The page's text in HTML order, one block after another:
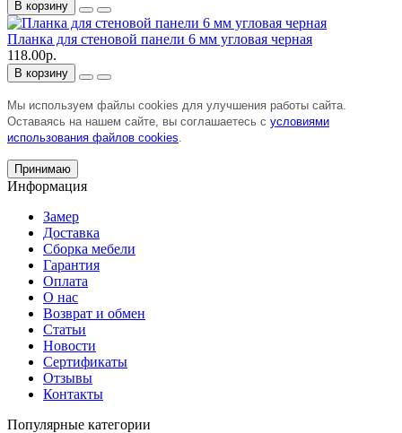
В корзину
Планка для стеновой панели 6 мм угловая черная
118.00р.
В корзину
Мы используем файлы cookies для улучшения работы сайта.
Оставаясь на нашем сайте, вы соглашаетесь с условиями
использования файлов cookies.
Принимаю
Информация
Замер
Доставка
Сборка мебели
Гарантия
Оплата
О нас
Возврат и обмен
Статьи
Новости
Сертификаты
Отзывы
Контакты
Популярные категории